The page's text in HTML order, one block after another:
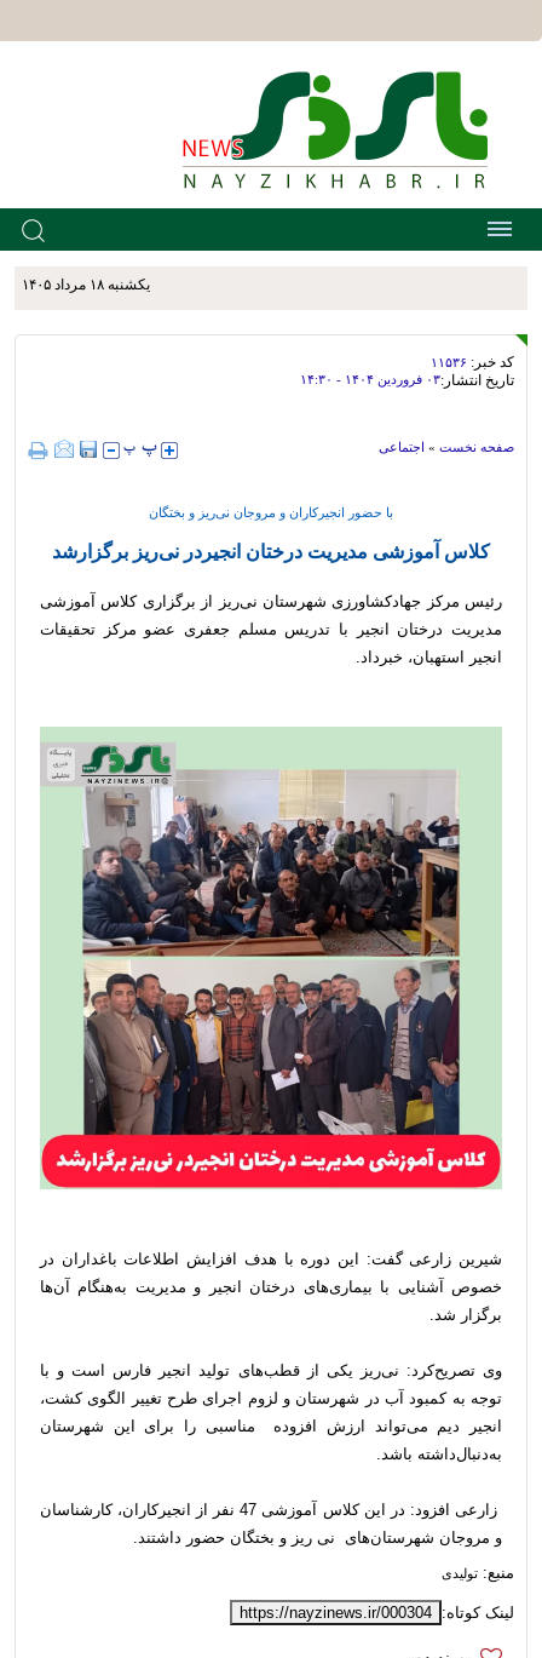
يکشنبه ۱۸ مرداد ۱۴۰۵
کد خبر: ۱۱۵۳۶
تاریخ انتشار:۰۳ فروردين ۱۴۰۴ - ۱۴:۳۰
صفحه نخست » اجتماعی
با حضور انجیرکاران و مروجان نی‌ریز و بختگان
کلاس آموزشی مدیریت درختان انجیردر نی‌ریز برگزارشد
رئیس مرکز جهادکشاورزی شهرستان نی‌ریز از برگزاری کلاس آموزشی
مدیریت درختان انجیر با تدریس مسلم جعفری عضو مرکز تحقیقات
انجیر استهبان، خبرداد.
شیرین زارعی گفت: این دوره با هدف افزایش اطلاعات باغداران در
خصوص آشنایی با بیماری‌های درختان انجیر و مدیریت به‌هنگام آن‌ها
برگزار شد.
وی تصریح‌کرد: نی‌ریز یکی از قطب‌های تولید انجیر فارس است و با
توجه به کمبود آب در شهرستان و لزوم اجرای طرح تغییر الگوی کشت،
انجیر دیم می‌تواند ارزش افزوده مناسبی را برای این شهرستان‌
‌به‌دنبال‌داشته ‌باشد.
زارعی افزود: در این کلاس آموزشی 47 نفر از انجیرکاران، کارشناسان
و مروجان شهرستان‌های نی ریز و بختگان حضور داشتند.
منبع: تولیدی
لینک کوتاه: https://nayzinews.ir/000304